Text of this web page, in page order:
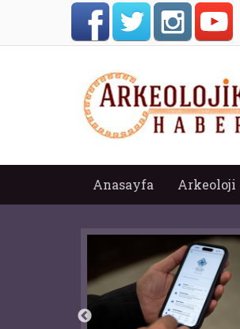
Anasayfa Arkeoloji